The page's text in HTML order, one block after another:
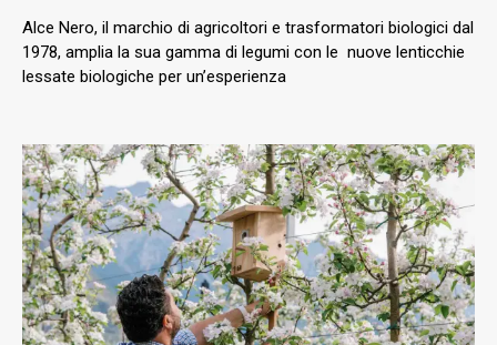
Alce Nero, il marchio di agricoltori e trasformatori biologici dal
1978, amplia la sua gamma di legumi con le nuove lenticchie
lessate biologiche per un’esperienza